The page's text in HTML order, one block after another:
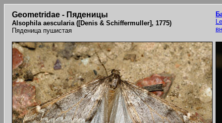
Geometridae - Пяденицы
Alsophila aescularia ([Denis & Schiffermuller], 1775)
Пяденица пушистая